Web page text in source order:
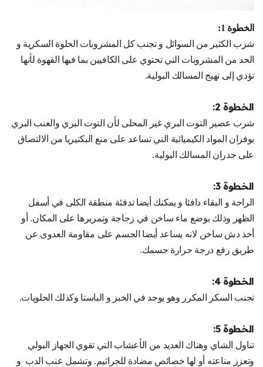
الخطوة 1:
شرب الكثير من السوائل و تجنب كل المشروبات الحلوة السكرية و
الحد من المشروبات التي تحتوي على الكافيين بما فيها القهوة لأنها
تؤدي إلى تهيج المسالك البولية.
الخطوة 2:
شرب عصير التوت البري غير المحلى لأن التوت البري والعنب البري
يوفران المواد الكيميائية التي تساعد على منع البكتيريا من الالتصاق
على جدران المسالك البولية.
الخطوة 3:
الراحة و البقاء دافئا و يمكنك أيضا تدفئة منطقة الكلى في أسفل
الظهر وذلك بوضع ماء ساخن في زجاجة وتمريرها على المكان. أو
أخذ دش ساخن لانه يساعد أيضا الجسم على مقاومة العدوى عن
طريق رفع درجة حرارة جسمك.
الخطوة 4:
تجنب السكر المكرر وهو يوجد في الخبز و الباستا وكذلك الحلويات.
الخطوة 5:
تناول الشاي وهناك العديد من الأعشاب التي تقوي الجهاز البولي
وتعزز مناعته أو لها خصائص مضادة للجراثيم. وتشمل عنب الدب و